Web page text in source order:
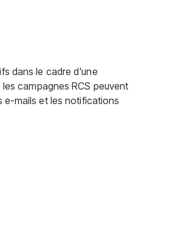
dans le cadre d'une
campagnes RCS peuvent
e-mails et les notifications